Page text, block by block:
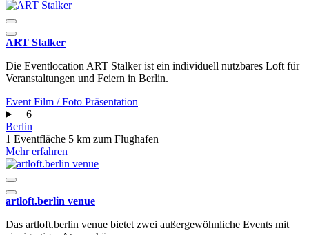
ART Stalker
Die Eventlocation ART Stalker ist ein individuell nutzbares Loft für
Veranstaltungen und Feiern in Berlin.
Event Film / Foto Präsentation
+6
Berlin
1 Eventfläche 5 km zum Flughafen
Mehr erfahren
artloft.berlin venue
Das artloft.berlin venue bietet zwei außergewöhnliche Events mit